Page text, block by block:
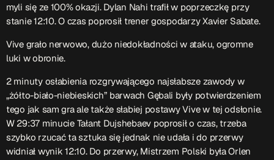
myli się ze 100% okazji. Dylan Nahi trafił w poprzeczkę przy
stanie 12:10. O czas poprosił trener gospodarzy Xavier Sabate.
Vive grało nerwowo, dużo niedokładności w ataku, ogromne
luki w obronie.
2 minuty osłabienia rozgrywającego najsłabsze zawody w
„żółto-biało-niebieskich” barwach Gębali były potwierdzeniem
tego jak sam gra ale także słabiej postawy Vive w tej odsłonie.
W 29:37 minucie Tałant Dujshebaev poprosił o czas, trzeba
szybko rzucać ta sztuka się jednak nie udała i do przerwy
widniał wynik 12:10. Do przerwy, Mistrzem Polski była Orlen